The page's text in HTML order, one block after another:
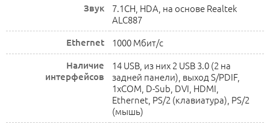
Звук
7.1CH, HDA, на основе Realtek
ALC887
Ethernet 1000 Мбит/с
Наличие
интерфейсов
14 USB, из них 2 USB 3.0 (2 на
задней панели), выход S/PDIF,
1xCOM, D-Sub, DVI, HDMI,
Ethernet, PS/2 (клавиатура), PS/2
(мышь)